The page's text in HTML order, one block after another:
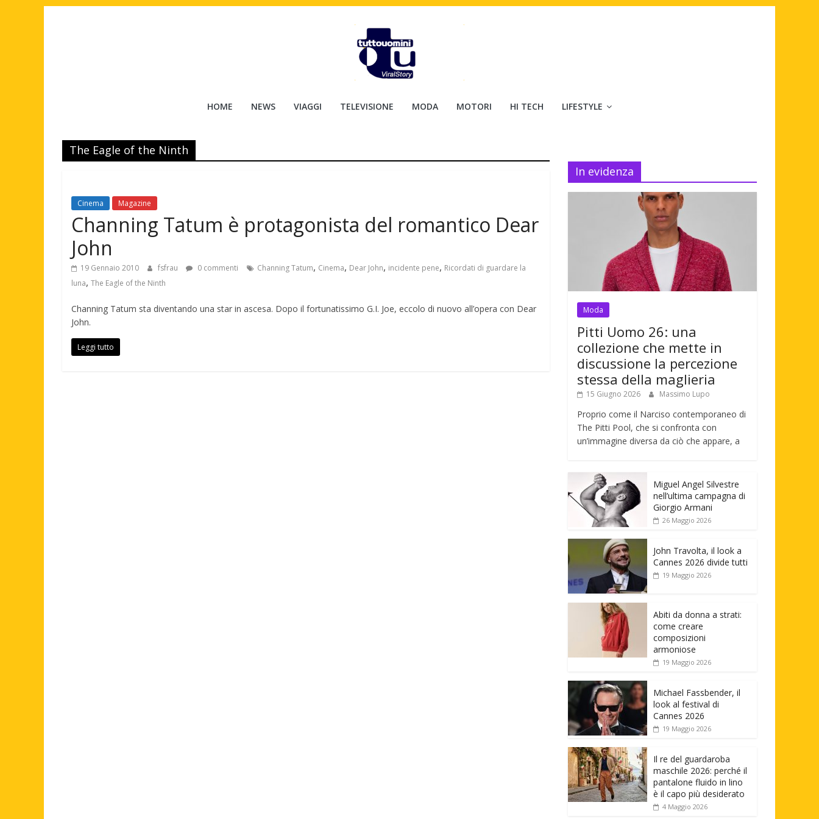
Tuttouomini
Cinema,
Motori,
news
moda
maschile
HOME NEWS VIAGGI TELEVISIONE MODA MOTORI HI TECH LIFESTYLE
The Eagle of the Ninth
Cinema Magazine
Channing Tatum è protagonista del romantico Dear
John
19 Gennaio 2010 fsfrau 0 commenti Channing Tatum, Cinema, Dear John, incidente pene, Ricordati di guardare la
luna, The Eagle of the Ninth
Channing Tatum sta diventando una star in ascesa. Dopo il fortunatissimo G.I. Joe, eccolo di nuovo all’opera con Dear
John.
Leggi tutto
In evidenza
Moda
Pitti Uomo 26: una
collezione che mette in
discussione la percezione
stessa della maglieria
15 Giugno 2026 Massimo Lupo
Proprio come il Narciso contemporaneo di
The Pitti Pool, che si confronta con
un’immagine diversa da ciò che appare, a
Miguel Angel Silvestre
nell’ultima campagna di
Giorgio Armani
26 Maggio 2026
John Travolta, il look a
Cannes 2026 divide tutti
19 Maggio 2026
Abiti da donna a strati:
come creare
composizioni
armoniose
19 Maggio 2026
Michael Fassbender, il
look al festival di
Cannes 2026
19 Maggio 2026
Il re del guardaroba
maschile 2026: perché il
pantalone fluido in lino
è il capo più desiderato
4 Maggio 2026